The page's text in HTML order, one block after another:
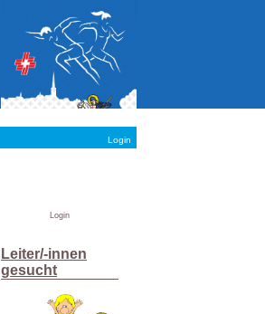
Login
Login
Leiter/-innen
gesucht